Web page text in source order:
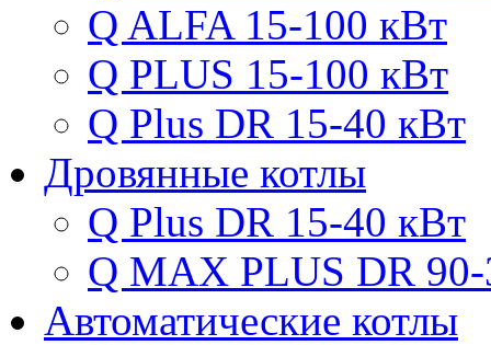
Q ALFA 15-100 кВт
Q PLUS 15-100 кВт
Q Plus DR 15-40 кВт
Дровянные котлы
Q Plus DR 15-40 кВт
Q MAX PLUS DR
Автоматические котлы